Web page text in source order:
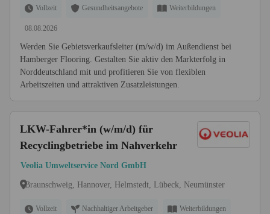
Vollzeit Gesundheitsangebote Weiterbildungen
08.08.2026
Werden Sie Gebietsverkaufsleiter (m/w/d) im Außendienst bei
Hamberger Flooring. Gestalten Sie aktiv den Markterfolg in
Norddeutschland mit und profitieren Sie von flexiblen
Arbeitszeiten und attraktiven Zusatzleistungen.
LKW-Fahrer*in (w/m/d) für
Recyclingbetriebe im Nahverkehr
Veolia Umweltservice Nord GmbH
Braunschweig, Hannover, Helmstedt, Lübeck, Neumünster
Vollzeit Nachhaltiger Arbeitgeber Weiterbildungen